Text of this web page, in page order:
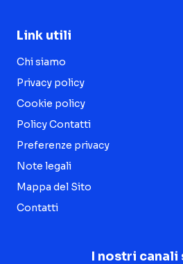
Link utili
Chi siamo
Privacy policy
Cookie policy
Policy Contatti
Preferenze privacy
Note legali
Mappa del Sito
Contatti
I nostri canali